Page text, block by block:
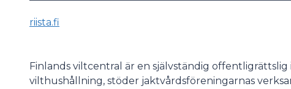
riista.fi
Finlands viltcentral är en självständig
vilthushållning, stöder jaktvårdsföreningarnas